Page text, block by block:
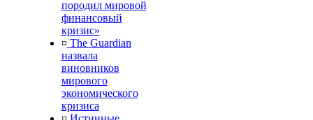
породил мировой
финансовый
кризис»
¤ The Guardian
назвала
виновников
мирового
экономического
кризиса